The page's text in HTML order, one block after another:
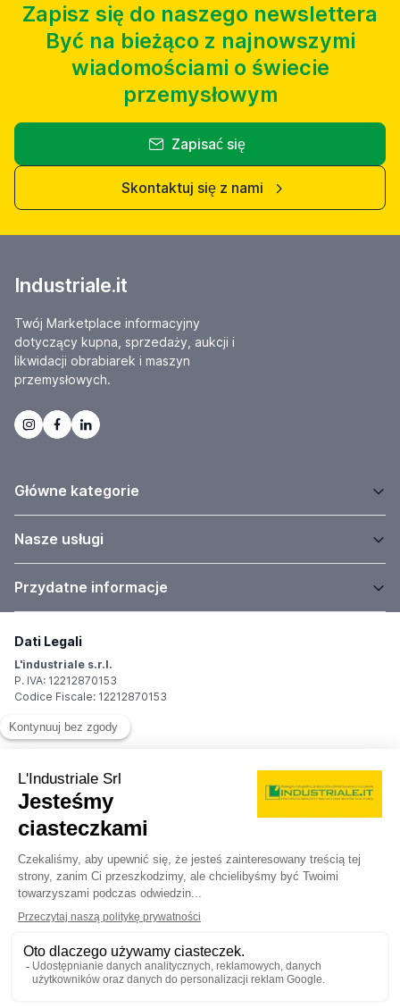
Zapisz się do naszego newslettera
Być na bieżąco z najnowszymi
wiadomościami o świecie
przemysłowym
Zapisać się
Skontaktuj się z nami
Industriale.it
Twój Marketplace informacyjny
dotyczący kupna, sprzedaży, aukcji i
likwidacji obrabiarek i maszyn
przemysłowych.
Główne kategorie
Nasze usługi
Przydatne informacje
Dati Legali
L'industriale s.r.l.
P. IVA: 12212870153
Codice Fiscale: 12212870153
Sede Legale
20148 Milano (MI)
Italy
Registro Imprese
REA: MI-1539011
Capitale sociale: Euro 10.400,00 i.v.
Contatti
info@industriale.it
PEC:industriale@pec.industriale.it
02 8969 3116